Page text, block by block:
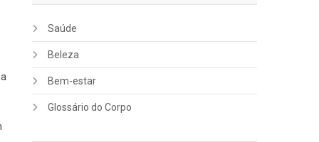
Saúde
Beleza
Bem-estar
Glossário do Corpo